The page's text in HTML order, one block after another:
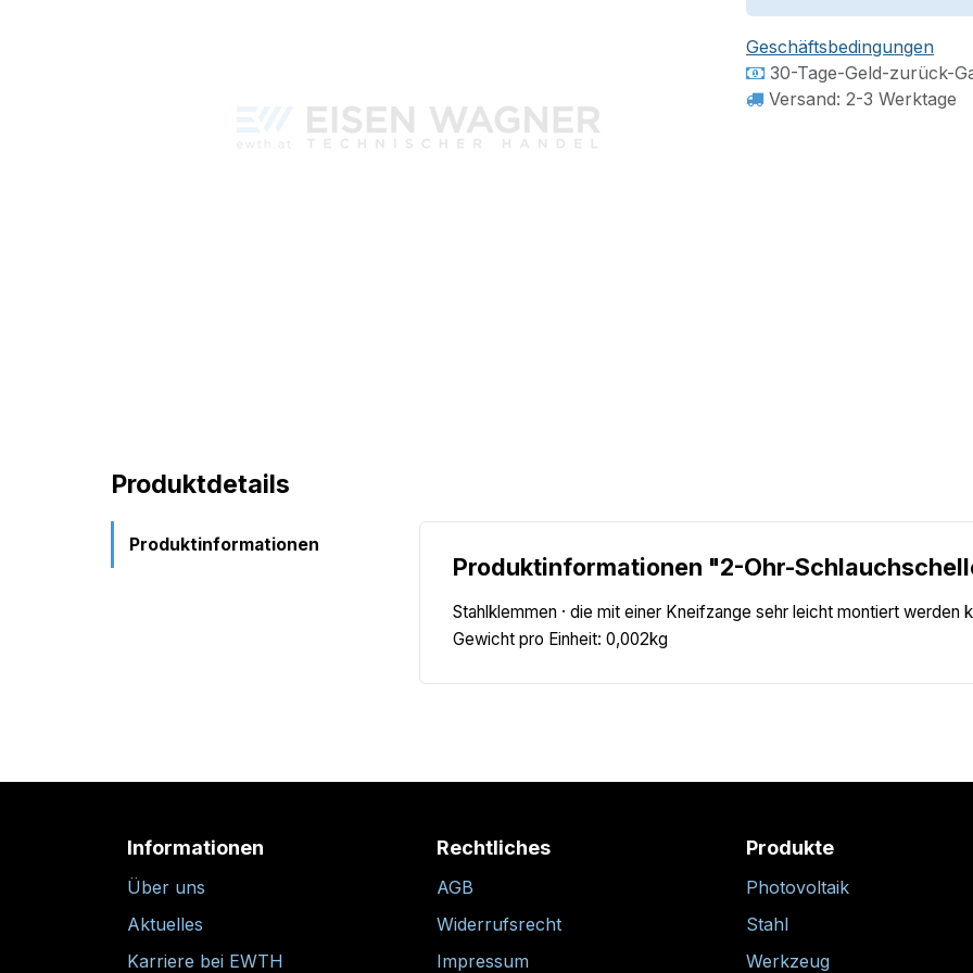
Geschäftsbedingungen
30-Tage-Geld-zurück-
Versand: 2-3 Werktage
Produktdetails
Produktinformationen
Produktinformationen "2-Ohr-
Stahlklemmen · die mit einer Kneifzange sehr leicht montiert werden
Gewicht pro Einheit: 0,002kg
Informationen
Über uns
Aktuelles
Karriere bei EWTH
Rechtliches
AGB
Widerrufsrecht
Impressum
Produkte
Photovoltaik
Stahl
Werkzeug